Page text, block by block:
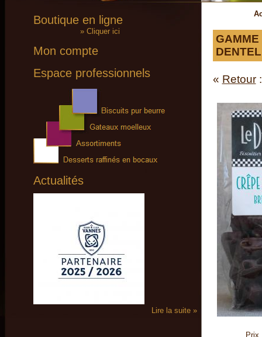
Boutique en ligne
» Cliquer ici
Mon compte
Espace professionnels
Actualités
Lire la suite »
GAMME
« Retour